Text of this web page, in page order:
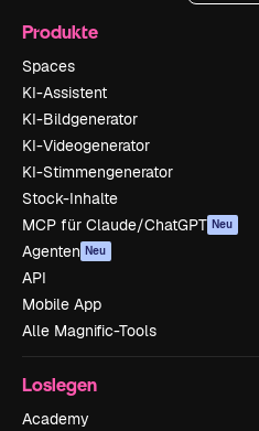
Produkte
Spaces
KI-Assistent
KI-Bildgenerator
KI-Videogenerator
KI-Stimmengenerator
Stock-Inhalte
MCP für Claude/ChatGPT Neu
Agenten Neu
API
Mobile App
Alle Magnific-Tools
Loslegen
Academy